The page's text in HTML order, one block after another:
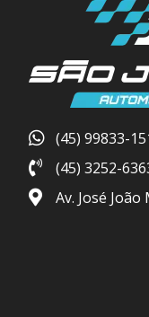
(45) 99833-
(45) 3252-
Av. José